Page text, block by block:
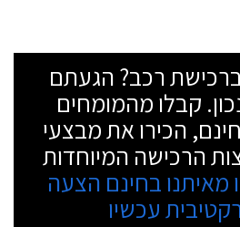
ברכישת רכב? הגעתם
קבלו מהמומחים
חינם, הכירו את מבצעי
הרכישה המיוחדות
מאיתנו בחינם הצעה
עכשיו